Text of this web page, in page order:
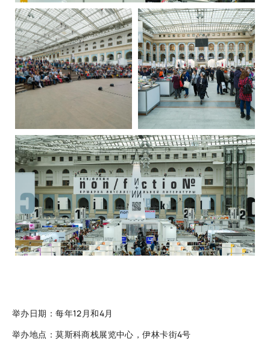
举办日期：每年12月和4月
举办地点：莫斯科商栈展览中心，伊林卡街4号